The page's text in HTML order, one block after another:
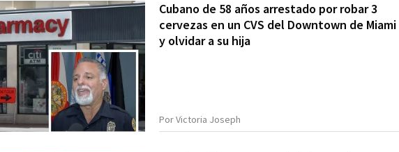
Cubano de 58 años arrestado por robar 3
cervezas en un CVS del Downtown de Miami
y olvidar a su hija
Por Victoria Joseph